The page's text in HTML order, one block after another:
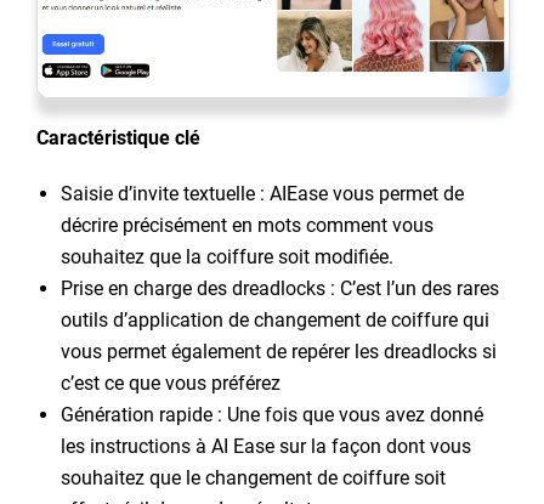
Caractéristique clé
Saisie d’invite textuelle : AIEase vous permet de
décrire précisément en mots comment vous
souhaitez que la coiffure soit modifiée.
Prise en charge des dreadlocks : C’est l’un des rares
outils d’application de changement de coiffure qui
vous permet également de repérer les dreadlocks si
c’est ce que vous préférez
Génération rapide : Une fois que vous avez donné
les instructions à AI Ease sur la façon dont vous
souhaitez que le changement de coiffure soit